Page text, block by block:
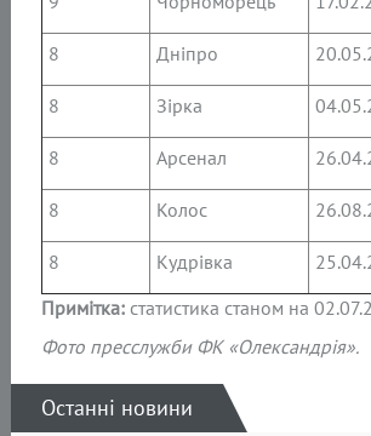
8 Дніпро
8 Зірка
8 Арсенал
8 Колос
8 Кудрівка
Примітка:статистика станом на
Фото пресслужби ФК «Олександрія».
Останні новини